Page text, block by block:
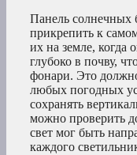
Панель солнечных
прикрепить к
их на земле, когда
глубоко в почву,
фонари. Это
любых погодных
сохранять
можно проверить
свет мог быть
каждого